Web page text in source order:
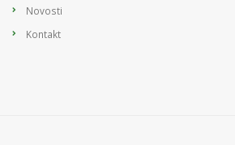
Novosti
Kontakt